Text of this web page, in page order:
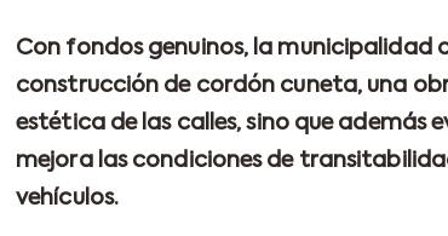
Con fondos genuinos, la municipalidad
construcción de cordón cuneta, una
estética de las calles, sino que además
mejora las condiciones de
vehículos.